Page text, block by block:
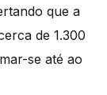
que a
de 1.300
se até ao